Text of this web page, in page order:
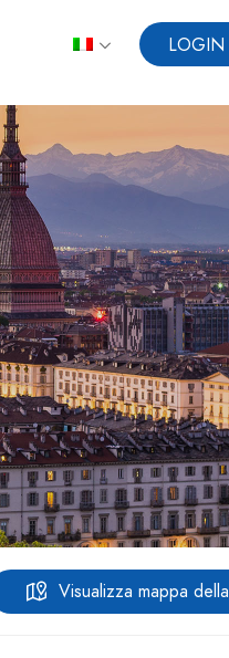
LOGIN
Visualizza mappa